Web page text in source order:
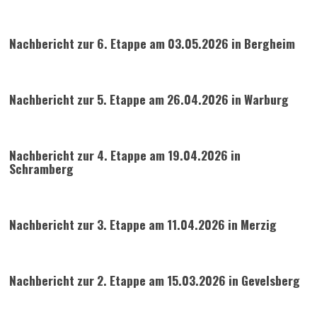
Nachbericht zur 6. Etappe am 03.05.2026 in Bergheim
Nachbericht zur 5. Etappe am 26.04.2026 in Warburg
Nachbericht zur 4. Etappe am 19.04.2026 in
Schramberg
Nachbericht zur 3. Etappe am 11.04.2026 in Merzig
Nachbericht zur 2. Etappe am 15.03.2026 in Gevelsberg